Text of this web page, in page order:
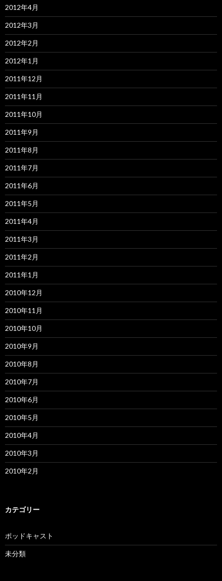
2012年4月
2012年3月
2012年2月
2012年1月
2011年12月
2011年11月
2011年10月
2011年9月
2011年8月
2011年7月
2011年6月
2011年5月
2011年4月
2011年3月
2011年2月
2011年1月
2010年12月
2010年11月
2010年10月
2010年9月
2010年8月
2010年7月
2010年6月
2010年5月
2010年4月
2010年3月
2010年2月
カテゴリー
ポッドキャスト
未分類